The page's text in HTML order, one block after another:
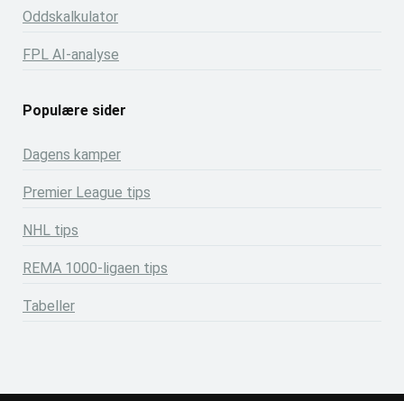
Oddskalkulator
FPL AI-analyse
Populære sider
Dagens kamper
Premier League tips
NHL tips
REMA 1000-ligaen tips
Tabeller